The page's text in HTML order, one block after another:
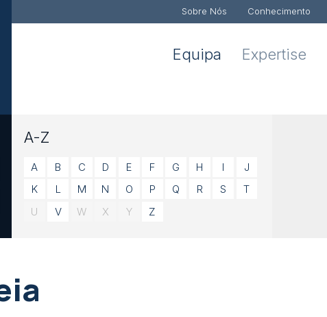
Sobre Nós Conhecimento
Equipa Expertise
A-Z
A B C D E F G H I
J
K
L M N O P Q R S
T
U
V W X Y Z